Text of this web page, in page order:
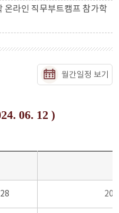
온라인 직무부트캠프 참가학
월간일정 보기
06. 12 )